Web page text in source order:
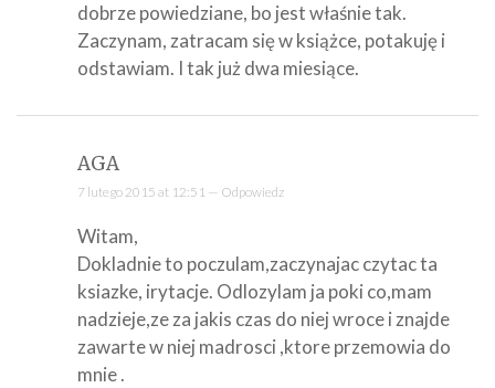
dobrze powiedziane, bo jest właśnie tak.
Zaczynam, zatracam się w książce, potakuję i
odstawiam. I tak już dwa miesiące.
AGA
7 lutego 2015 at 12:51 — Odpowiedz
Witam,
Dokladnie to poczulam,zaczynajac czytac ta
ksiazke, irytacje. Odlozylam ja poki co,mam
nadzieje,ze za jakis czas do niej wroce i znajde
zawarte w niej madrosci ,ktore przemowia do
mnie .